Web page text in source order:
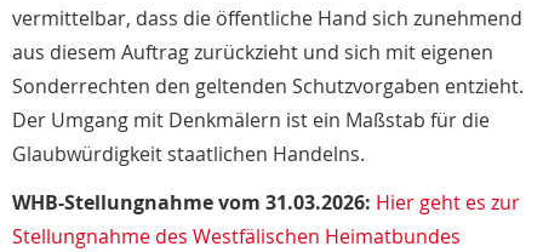
vermittelbar, dass die öffentliche Hand sich zunehmend
aus diesem Auftrag zurückzieht und sich mit eigenen
Sonderrechten den geltenden Schutzvorgaben entzieht.
Der Umgang mit Denkmälern ist ein Maßstab für die
Glaubwürdigkeit staatlichen Handelns.
WHB-Stellungnahme vom 31.03.2026: Hier geht es zur
Stellungnahme des Westfälischen Heimatbundes